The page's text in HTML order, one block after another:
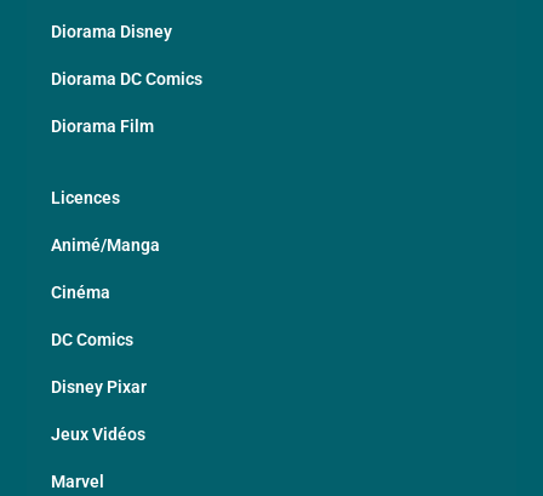
Diorama Disney
Diorama DC Comics
Diorama Film
Licences
Animé/Manga
Cinéma
DC Comics
Disney Pixar
Jeux Vidéos
Marvel